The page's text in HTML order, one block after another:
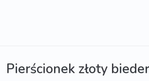
Pierścionek złoty